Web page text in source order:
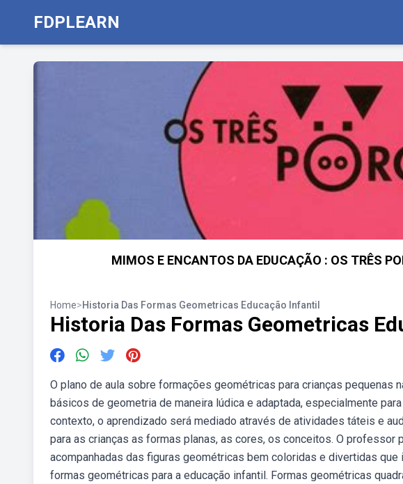
FDPLEARN
MIMOS E ENCANTOS DA EDUCAÇÃO : OS TRÊS
Home>Historia Das Formas Geometricas Educação Infantil
Historia Das Formas Geometricas
O plano de aula sobre formações geométricas para crianças pequenas
básicos de geometria de maneira lúdica e adaptada, especialmente
contexto, o aprendizado será mediado através de atividades táteis e
para as crianças as formas planas, as cores, os conceitos. O
acompanhadas das figuras geométricas bem coloridas e divertidas que
formas geométricas para a educação infantil. Formas geométricas